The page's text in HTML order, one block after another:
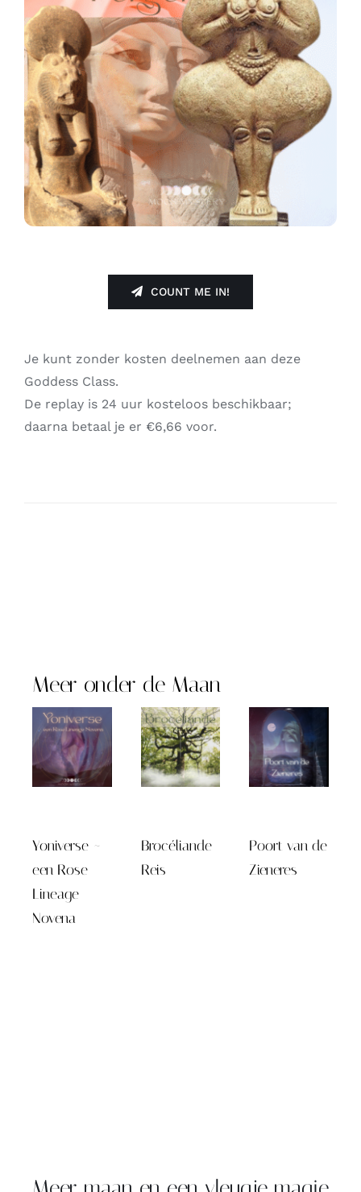
Contact
Zoeken
naar:
COUNT ME IN!
Je kunt zonder kosten deelnemen aan deze
Goddess Class.
De replay is 24 uur kosteloos beschikbaar;
daarna betaal je er €6,66 voor.
Meer onder de Maan
Yoniverse ~
een Rose
Lineage
Novena
Brocéliande
Reis
Poort van de
Zieneres